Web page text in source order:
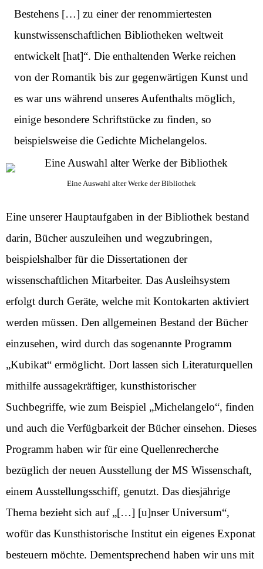
Bestehens […] zu einer der renommiertesten
kunstwissenschaftlichen Bibliotheken weltweit
entwickelt [hat]“. Die enthaltenden Werke reichen
von der Romantik bis zur gegenwärtigen Kunst und
es war uns während unseres Aufenthalts möglich,
einige besondere Schriftstücke zu finden, so
beispielsweise die Gedichte Michelangelos.
Eine Auswahl alter Werke der Bibliothek
Eine unserer Hauptaufgaben in der Bibliothek bestand
darin, Bücher auszuleihen und wegzubringen,
beispielshalber für die Dissertationen der
wissenschaftlichen Mitarbeiter. Das Ausleihsystem
erfolgt durch Geräte, welche mit Kontokarten aktiviert
werden müssen. Den allgemeinen Bestand der Bücher
einzusehen, wird durch das sogenannte Programm
„Kubikat“ ermöglicht. Dort lassen sich Literaturquellen
mithilfe aussagekräftiger, kunsthistorischer
Suchbegriffe, wie zum Beispiel „Michelangelo“, finden
und auch die Verfügbarkeit der Bücher einsehen. Dieses
Programm haben wir für eine Quellenrecherche
bezüglich der neuen Ausstellung der MS Wissenschaft,
einem Ausstellungsschiff, genutzt. Das diesjährige
Thema bezieht sich auf „[…] [u]nser Universum“,
wofür das Kunsthistorische Institut ein eigenes Exponat
besteuern möchte. Dementsprechend haben wir uns mit